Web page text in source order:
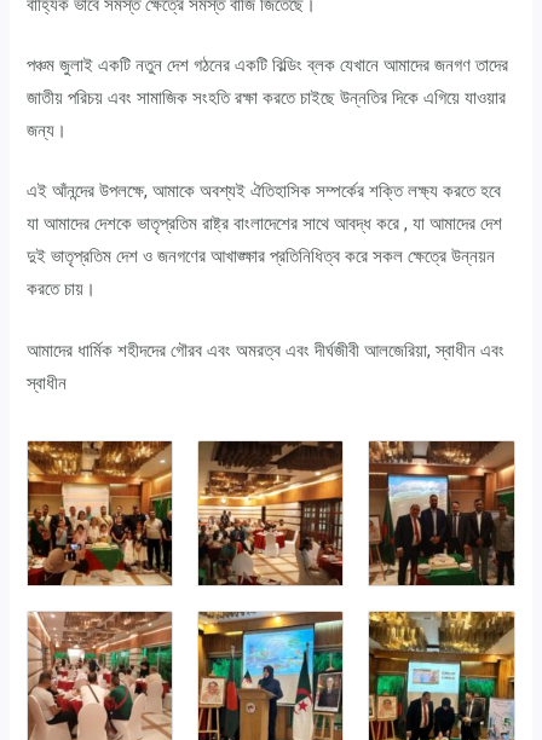
পঞ্চম জুলাই একটি নতুন দেশ গঠনের একটি বিল্ডিং ব্লক যেখানে আমাদের জনগণ তাদের
জাতীয় পরিচয় এবং সামাজিক সংহতি রক্ষা করতে চাইছে উন্নতির দিকে এগিয়ে যাওয়ার
জন্য।
এই আঁনন্দের উপলক্ষে, আমাকে অবশ্যই ঐতিহাসিক সম্পর্কের শক্তি লক্ষ্য করতে হবে
যা আমাদের দেশকে ভাতৃপ্রতিম রাষ্ট্র বাংলাদেশের সাথে আবদ্ধ করে , যা আমাদের দেশ
দুই ভাতৃপ্রতিম দেশ ও জনগণের আখাঙ্ক্ষার প্রতিনিধিত্ব করে সকল ক্ষেত্রে উন্নয়ন
করতে চায়।
আমাদের ধার্মিক শহীদদের গৌরব এবং অমরত্ব এবং দীর্ঘজীবী আলজেরিয়া, স্বাধীন এবং
স্বাধীন